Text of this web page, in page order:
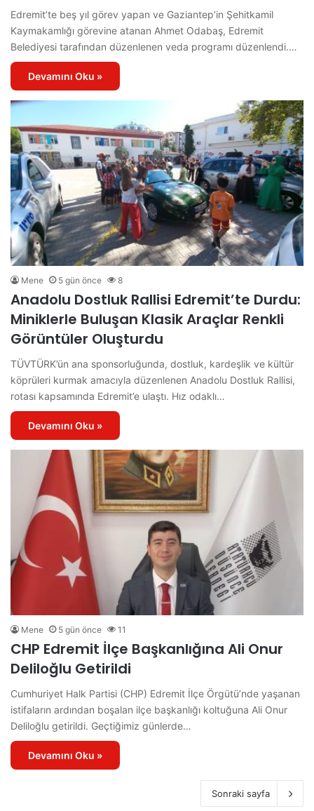
Edremit’te beş yıl görev yapan ve Gaziantep’in Şehitkamil
Kaymakamlığı görevine atanan Ahmet Odabaş, Edremit
Belediyesi tarafından düzenlenen veda programı düzenlendi.…
Devamını Oku »
Mene 5 gün önce 8
Anadolu Dostluk Rallisi Edremit’te Durdu:
Miniklerle Buluşan Klasik Araçlar Renkli
Görüntüler Oluşturdu
TÜVTÜRK’ün ana sponsorluğunda, dostluk, kardeşlik ve kültür
köprüleri kurmak amacıyla düzenlenen Anadolu Dostluk Rallisi,
rotası kapsamında Edremit’e ulaştı. Hız odaklı…
Devamını Oku »
Mene 5 gün önce 11
CHP Edremit İlçe Başkanlığına Ali Onur
Deliloğlu Getirildi
Cumhuriyet Halk Partisi (CHP) Edremit İlçe Örgütü’nde yaşanan
istifaların ardından boşalan ilçe başkanlığı koltuğuna Ali Onur
Deliloğlu getirildi. Geçtiğimiz günlerde…
Devamını Oku »
Sonraki sayfa